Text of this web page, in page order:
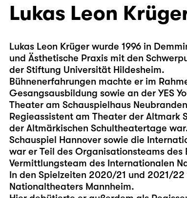
Lukas Leon
Lukas Leon Krüger wurde 1996 in
und Ästhetische Praxis mit den
der Stiftung Universität Hildesheim.
Bühnenerfahrungen machte er im
Gesangsausbildung sowie an der YES
Theater am Schauspielhaus
Regieassistent am Theater der Altmark
der Altmärkischen Schultheatertage
Schauspiel Hannover sowie die
war er Teil des Organisationsteams
Vermittlungsteam des Internationalen
In den Spielzeiten 2020/21 und 2021/
Nationaltheaters Mannheim.